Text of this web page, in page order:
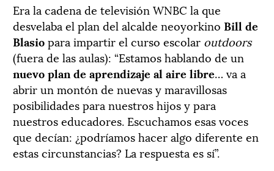
Era la cadena de televisión WNBC la que
desvelaba el plan del alcalde neoyorkino Bill de
Blasiopara impartir el curso escolar outdoors
(fuera de las aulas): “Estamos hablando de un
nuevo plan de aprendizaje al aire libre… va a
abrir un montón de nuevas y maravillosas
posibilidades para nuestros hijos y para
nuestros educadores. Escuchamos esas voces
que decían: ¿podríamos hacer algo diferente en
estas circunstancias? La respuesta es sí”.